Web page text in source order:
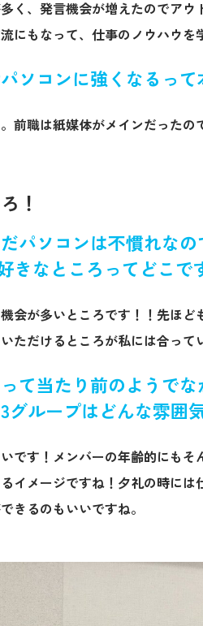
く、発言機会が増えたのでア
にもなって、仕事のノウハウを
ソコンに強くなるっ
前職は紙媒体がメインだった
！
パソコンは不慣れな
きなところってどこで
会が多いところです！！先ほど
ただけるところが私には合って
て当たり前のようで
グループはどんな雰囲
です！メンバーの年齢的にも
イメージですね！夕礼の時に
きるのもいいですね。